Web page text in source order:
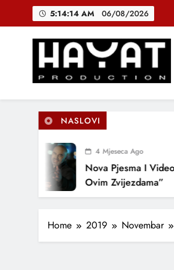
5:14:15 AM 06/08/2026
Hayat
Promocija domaće muzike
NASLOVI
4 Mjeseca Ago
Nova Pjesma I Video
Ovim Zvijezdama”
Home 2019 Novembar